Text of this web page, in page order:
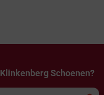
Klinkenberg Schoenen?